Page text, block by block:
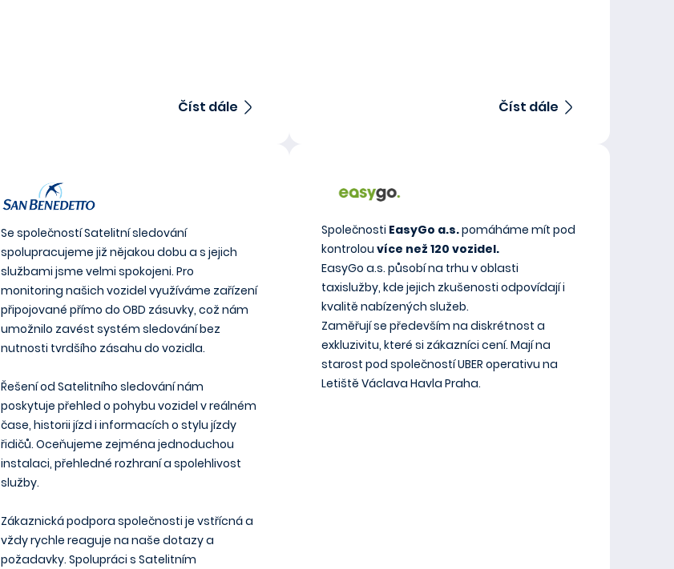
Číst dále Číst dále
Se společností Satelitní sledování
spolupracujeme již nějakou dobu a s jejich
službami jsme velmi spokojeni. Pro
monitoring našich vozidel využíváme zařízení
připojované přímo do OBD zásuvky, což nám
umožnilo zavést systém sledování bez
nutnosti tvrdšího zásahu do vozidla.
Řešení od Satelitního sledování nám
poskytuje přehled o pohybu vozidel v reálném
čase, historii jízd i informacích o stylu jízdy
řidičů. Oceňujeme zejména jednoduchou
instalaci, přehledné rozhraní a spolehlivost
služby.
Zákaznická podpora společnosti je vstřícná a
vždy rychle reaguje na naše dotazy a
požadavky. Spolupráci s Satelitním
Společnosti EasyGo a.s.pomáháme mít pod
kontrolou více než 120 vozidel.
EasyGo a.s. působí na trhu v oblasti
taxislužby, kde jejich zkušenosti odpovídají i
kvalitě nabízených služeb.
Zaměřují se především na diskrétnost a
exkluzivitu, které si zákazníci cení. Mají na
starost pod společností UBER operativu na
Letiště Václava Havla Praha.